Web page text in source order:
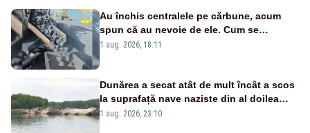
Au închis centralele pe cărbune, acum
spun că au nevoie de ele. Cum se
pasează vina în plină criză energetică
1 aug. 2026, 18:11
Dunărea a secat atât de mult încât a scos
la suprafață nave naziste din al doilea
război mondial
1 aug. 2026, 23:10